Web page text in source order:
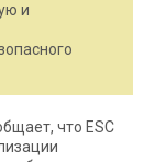
и
что ESC